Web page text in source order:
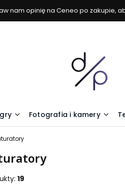
nam opinię na Ceneo po zakupie,
Fotografia i kamery
19